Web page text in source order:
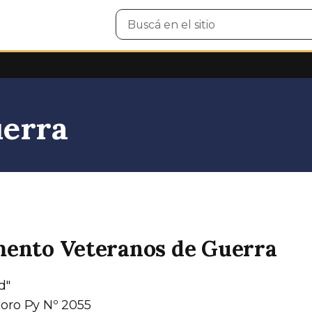
Buscar
en
Veteranos de Guerra
Py Nº 2055